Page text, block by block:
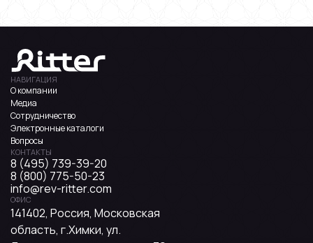
НАВИГАЦИЯ
О компании
Медиа
Сотрудничество
Электронные каталоги
Вопросы
КОНТАКТЫ
8 (495) 739-39-20
8 (800) 775-50-23
info@rev-ritter.com
ОФИС
141402, Россия, Московская
область, г.Химки, ул.